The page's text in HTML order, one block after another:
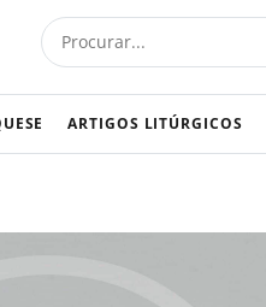
Procurar
ARTIGOS LITÚRGICOS